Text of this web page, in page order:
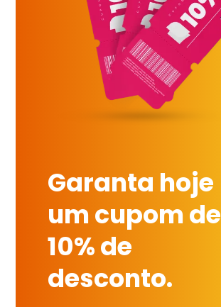
Garanta hoje
um cupom de
10% de
desconto.